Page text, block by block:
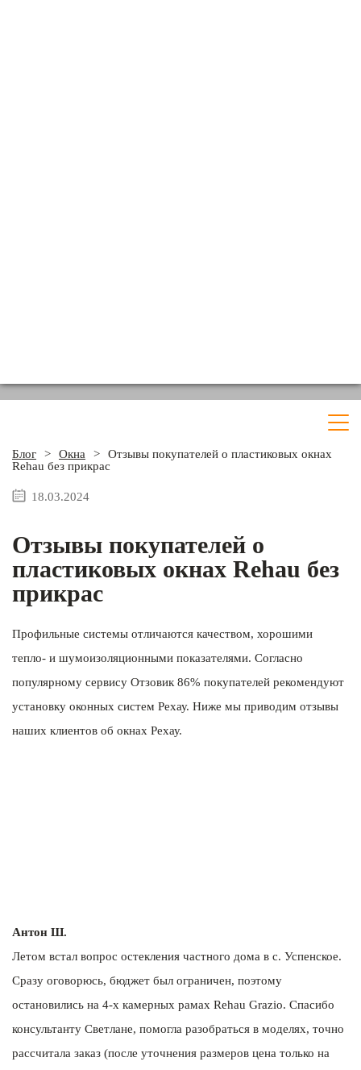
Блог > Окна >
Отзывы покупателей о пластиковых окнах
Rehau без прикрас
18.03.2024
Отзывы покупателей о
пластиковых окнах Rehau без
прикрас
Профильные системы отличаются качеством, хорошими
тепло- и шумоизоляционными показателями. Согласно
популярному сервису Отзовик 86% покупателей рекомендуют
установку оконных систем Рехау. Ниже мы приводим отзывы
наших клиентов об окнах Рехау.
Антон Ш.
Летом встал вопрос остекления частного дома в с. Успенское.
Сразу оговорюсь, бюджет был ограничен, поэтому
остановились на 4-х камерных рамах Rehau Grazio. Спасибо
консультанту Светлане, помогла разобраться в моделях, точно
рассчитала заказ (после уточнения размеров цена только на